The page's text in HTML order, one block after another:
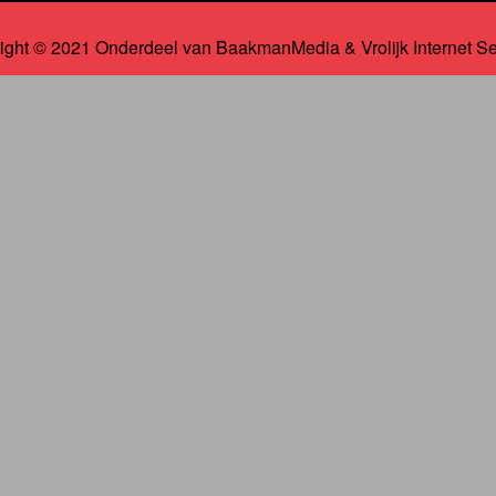
© 2021 Onderdeel van BaakmanMedia& Vrolijk Internet